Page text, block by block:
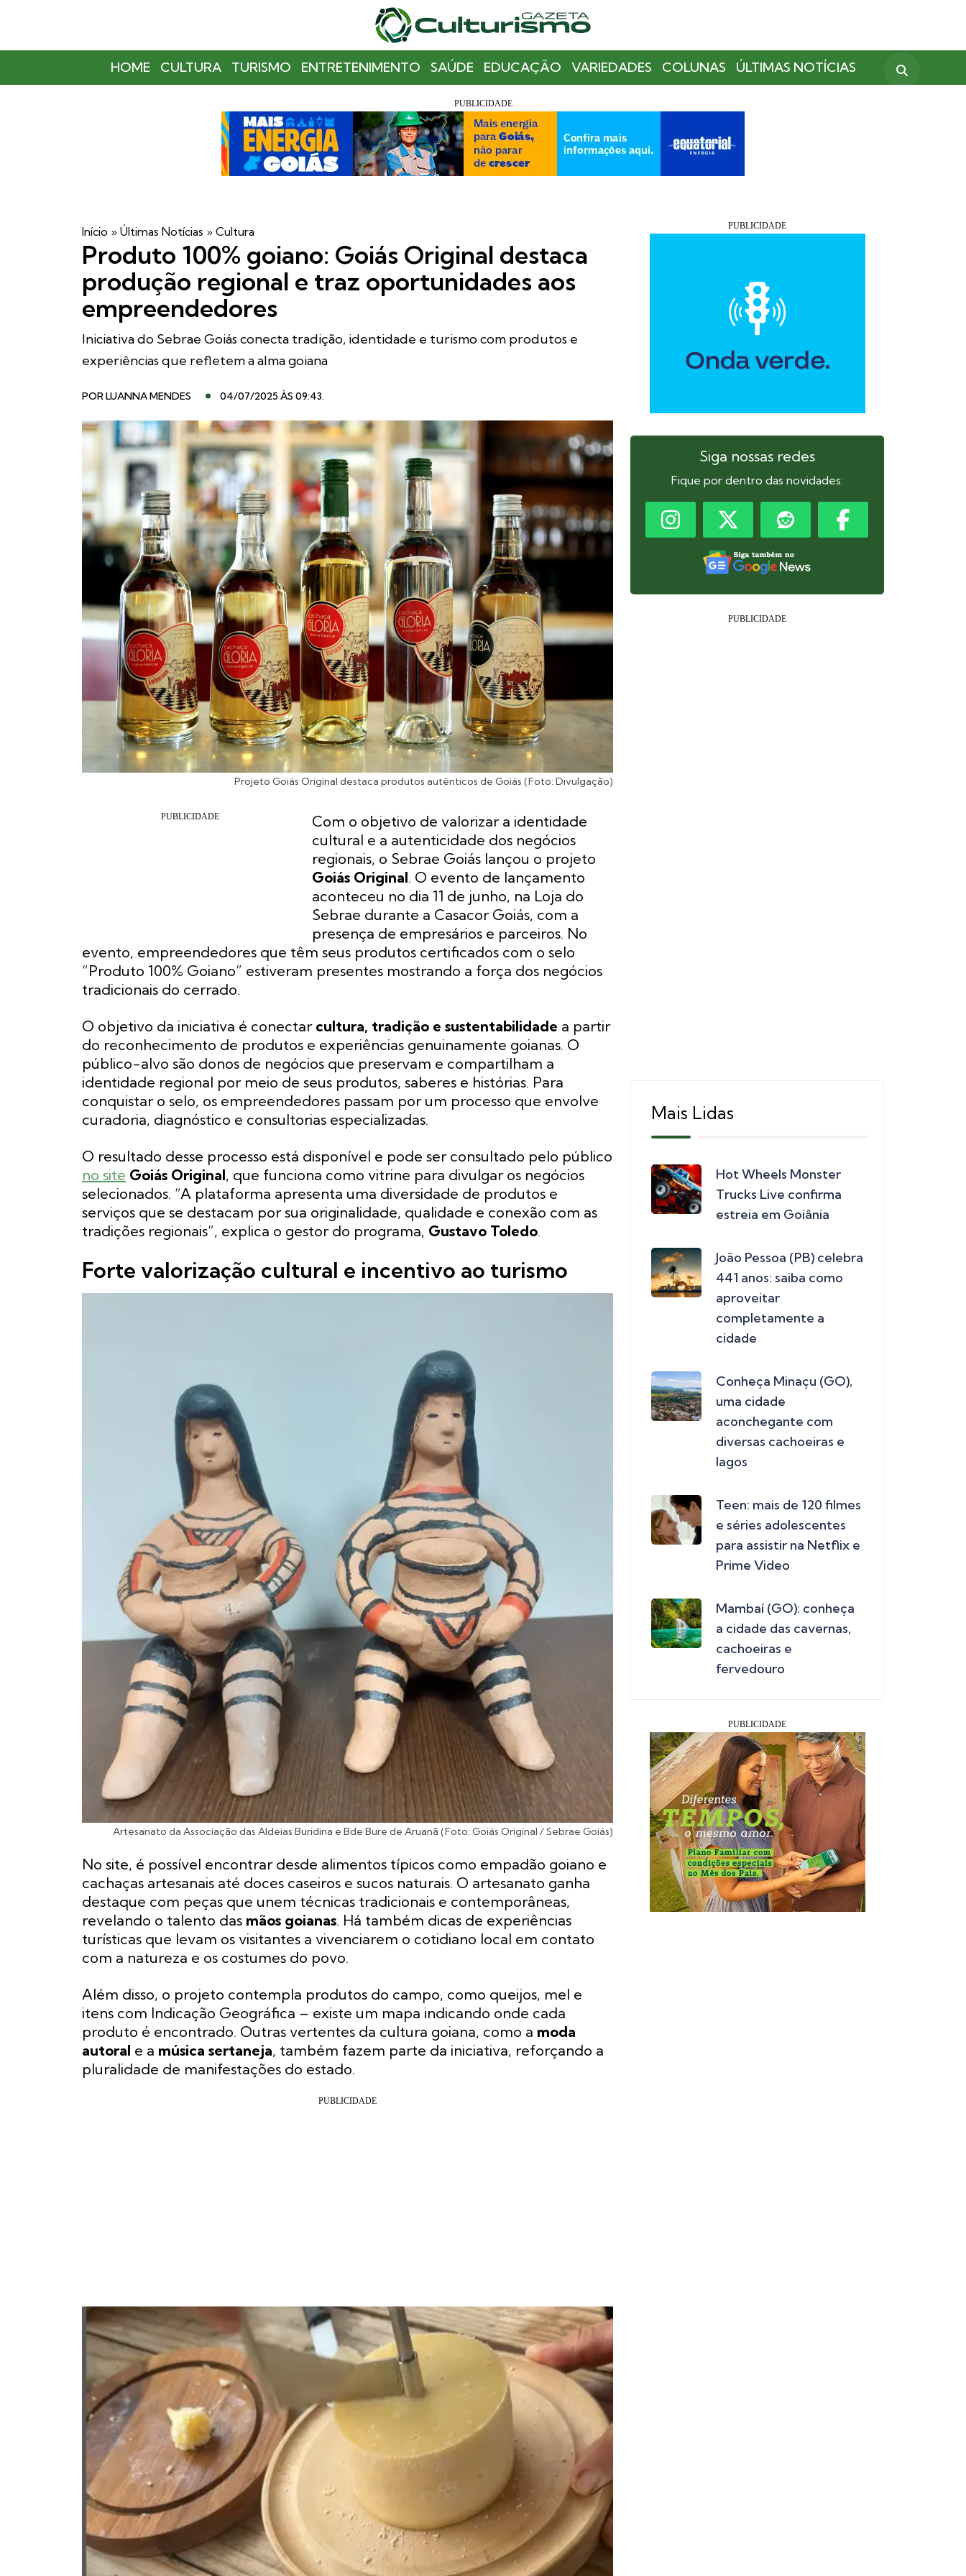
HOME CULTURA TURISMO ENTRETENIMENTO SAÚDE EDUCAÇÃO VARIEDADES COLUNAS ÚLTIMAS NOTÍCIAS
Início » Últimas Notícias » Cultura
Produto 100% goiano: Goiás Original destaca
produção regional e traz oportunidades aos
empreendedores
Iniciativa do Sebrae Goiás conecta tradição, identidade e turismo com produtos e
experiências que refletem a alma goiana
PORLUANNA MENDES 04/07/2025 ÀS 09:43.
Projeto Goiás Original destaca produtos autênticos de Goiás (Foto: Divulgação)
Com o objetivo de valorizar a identidade
cultural e a autenticidade dos negócios
regionais, o Sebrae Goiás lançou o projeto
Goiás Original. O evento de lançamento
aconteceu no dia 11 de junho, na Loja do
Sebrae durante a Casacor Goiás, com a
presença de empresários e parceiros. No
evento, empreendedores que têm seus produtos certificados com o selo
“Produto 100% Goiano” estiveram presentes mostrando a força dos negócios
tradicionais do cerrado.
O objetivo da iniciativa é conectar cultura, tradição e sustentabilidade a partir
do reconhecimento de produtos e experiências genuinamente goianas. O
público-alvo são donos de negócios que preservam e compartilham a
identidade regional por meio de seus produtos, saberes e histórias. Para
conquistar o selo, os empreendedores passam por um processo que envolve
curadoria, diagnóstico e consultorias especializadas.
O resultado desse processo está disponível e pode ser consultado pelo público
no site Goiás Original, que funciona como vitrine para divulgar os negócios
selecionados. “A plataforma apresenta uma diversidade de produtos e
serviços que se destacam por sua originalidade, qualidade e conexão com as
tradições regionais”, explica o gestor do programa, Gustavo Toledo.
Forte valorização cultural e incentivo ao turismo
Artesanato da Associação das Aldeias Buridina e Bde Bure de Aruanã (Foto: Goiás Original / Sebrae Goiás)
No site, é possível encontrar desde alimentos típicos como empadão goiano e
cachaças artesanais até doces caseiros e sucos naturais. O artesanato ganha
destaque com peças que unem técnicas tradicionais e contemporâneas,
revelando o talento das mãos goianas. Há também dicas de experiências
turísticas que levam os visitantes a vivenciarem o cotidiano local em contato
com a natureza e os costumes do povo.
Além disso, o projeto contempla produtos do campo, como queijos, mel e
itens com Indicação Geográfica – existe um mapa indicando onde cada
produto é encontrado. Outras vertentes da cultura goiana, como a moda
autoral e a música sertaneja, também fazem parte da iniciativa, reforçando a
pluralidade de manifestações do estado.
Siga nossas redes
Fique por dentro das novidades:
Mais Lidas
Hot Wheels Monster
Trucks Live confirma
estreia em Goiânia
João Pessoa (PB) celebra
441 anos: saiba como
aproveitar
completamente a
cidade
Conheça Minaçu (GO),
uma cidade
aconchegante com
diversas cachoeiras e
lagos
Teen: mais de 120 filmes
e séries adolescentes
para assistir na Netflix e
Prime Video
Mambaí (GO): conheça
a cidade das cavernas,
cachoeiras e
fervedouro